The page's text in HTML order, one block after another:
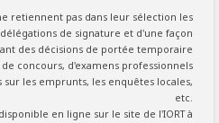
retiennent pas dans leur sélection les
de signature et d'une façon
des décisions de portée temporaire
concours, d'examens professionnels
les emprunts, les enquêtes locales,
etc.
en ligne sur le site de l'IORT à